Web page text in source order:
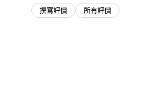
撰寫評價 所有評價